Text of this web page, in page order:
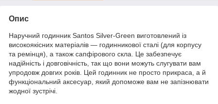
Опис
Наручний годинник Santos Silver-Green виготовлений із
високоякісних матеріалів — годинникової сталі (для корпусу
та ремінця), а також сапфірового скла. Це забезпечує
надійність і довговічність, так що вони можуть слугувати вам
упродовж довгих років. Цей годинник не просто прикраса, а й
функціональний аксесуар, який допоможе вам не запізнювати
жодної зустрічі.